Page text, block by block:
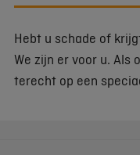
Hebt u schade of
We zijn er voor u. Als
terecht op een